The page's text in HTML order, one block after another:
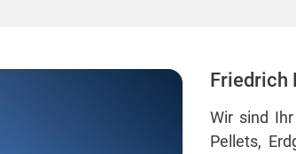
Friedrich
Wir sind
Pellets,